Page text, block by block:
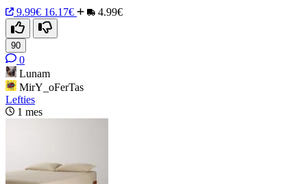
9.99€ 16.17€ 4.99€
90
0
Lunam
MirY_oFerTas
Lefties
1 mes